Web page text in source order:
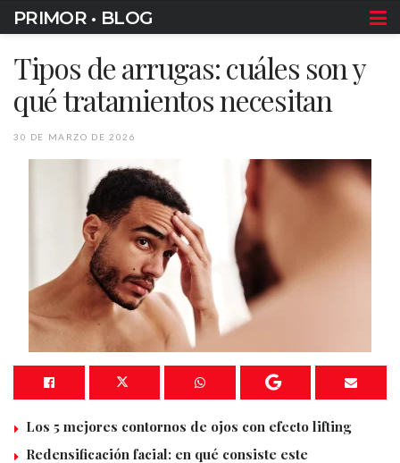
PRIMOR • BLOG
Tipos de arrugas: cuáles son y
qué tratamientos necesitan
30 DE MARZO DE 2026
Los 5 mejores contornos de ojos con efecto lifting
Redensificación facial: en qué consiste este